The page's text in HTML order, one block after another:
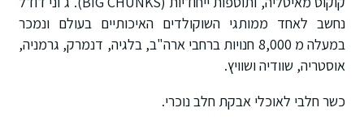
נחשב לאחד ממותגי השוקולדים האיכותיים בעולם ונמכר
במעלה מ 8,000 חנויות ברחבי ארה"ב, בלגיה, דנמרק, גרמניה,
אוסטריה, שוודיה ושוויץ.
כשר חלבי לאוכלי אבקת חלב נוכרי.